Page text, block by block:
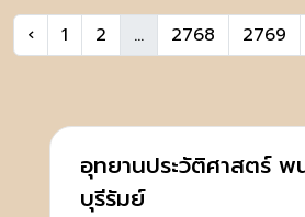
‹ 1 2 ... 2768 2769
อุทยานประวัติศาสตร์ พ
บุรีรัมย์